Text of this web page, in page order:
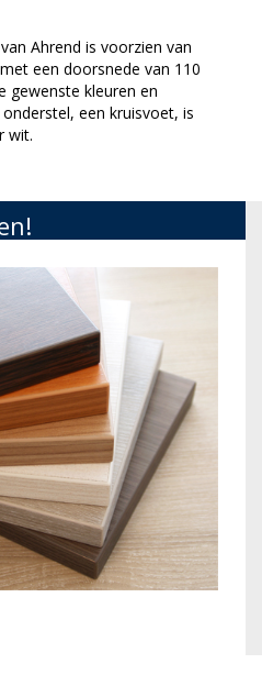
Ahrend is voorzien van
een doorsnede van 110
gewenste kleuren en
een kruisvoet, is
wit.